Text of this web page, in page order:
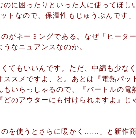
に困ったりといった人に使ってほし
トなので、保温性もじゅうぶんです」
がネーミングである。なぜ「ヒータ
なニュアンスなのか。
てもいいんです。ただ、中綿も少な
スメですよ、と。あとは『電熱パッ
いらっしゃるので、『バートルの電
のアウターにも付けられますよ』じ
を使うとさらに暖かく……」と新作